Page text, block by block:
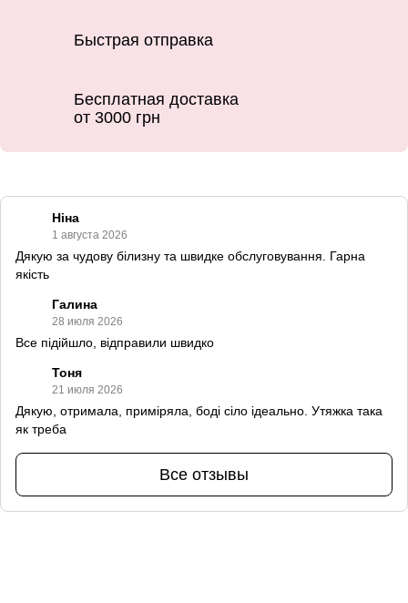
Быстрая отправка
Бесплатная доставка
от 3000 грн
Ніна
1 августа 2026
Дякую за чудову білизну та швидке обслуговування. Гарна
якість
Галина
28 июля 2026
Все підійшло, відправили швидко
Тоня
21 июля 2026
Дякую, отримала, приміряла, боді сіло ідеально. Утяжка така
як треба
Все отзывы